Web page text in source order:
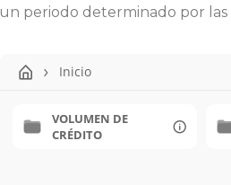
un periodo determinado por
Inicio
VOLUMEN DE
CRÉDITO